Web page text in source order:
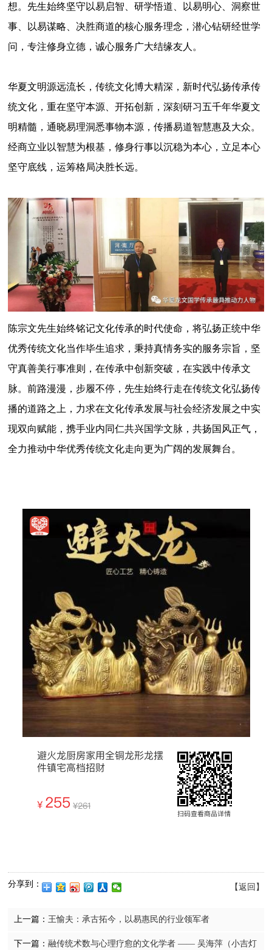
想。先生始终坚守以易启智、研学悟道、以易明心、洞察世
事、以易谋略、决胜商道的核心服务理念，潜心钻研经世学
问，专注修身立德，诚心服务广大结缘友人。
华夏文明源远流长，传统文化博大精深，新时代弘扬传承传
统文化，重在坚守本源、开拓创新，深刻研习五千年华夏文
明精髓，通晓易理洞悉事物本源，传播易道智慧惠及大众。
经商立业以智慧为根基，修身行事以沉稳为本心，立足本心
坚守底线，运筹格局决胜长远。
陈宗文先生始终铭记文化传承的时代使命，将弘扬正统中华
优秀传统文化当作毕生追求，秉持真情务实的服务宗旨，坚
守真善美行事准则，在传承中创新突破，在实践中传承文
脉。前路漫漫，步履不停，先生始终行走在传统文化弘扬传
播的道路之上，力求在文化传承发展与社会经济发展之中实
现双向赋能，携手业内同仁共兴国学文脉，共扬国风正气，
全力推动中华优秀传统文化走向更为广阔的发展舞台。
分享到： 【返回】
上一篇： 王愉夫：承古拓今，以易惠民的行业领军者
下一篇：融传统术数与心理疗愈的文化学者 —— 吴海萍（小吉灯